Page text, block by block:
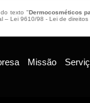
texto "Dermocosméticos
– Lei 9610/98 - Lei de direitos
Missão